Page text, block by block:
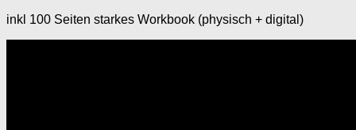
inkl 100 Seiten starkes Workbook (physisch + digital)